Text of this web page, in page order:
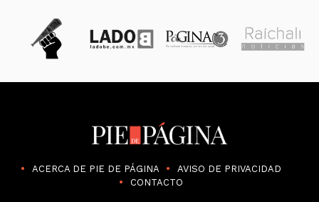
ACERCA DE PIE DE PÁGINA
AVISO DE PRIVACIDAD
CONTACTO